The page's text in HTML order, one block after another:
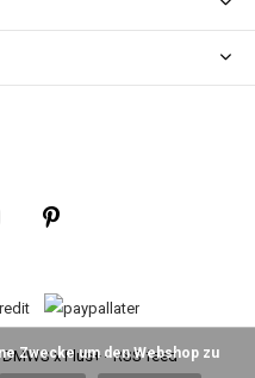
DMWSxPlus+-RSS feed
Zwecke um den Webshop zu